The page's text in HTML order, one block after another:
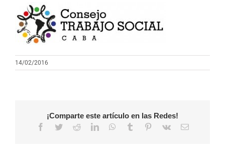
14/02/2016
¡Comparte este artículo en las Redes!
Facebook
TwitterRedditLinkedInWhatsApp
Tumblr Pinterest
Vk
Correo